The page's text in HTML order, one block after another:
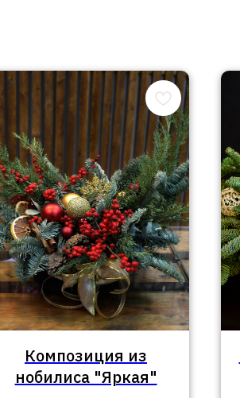
Композиция из
нобилиса "Яркая"